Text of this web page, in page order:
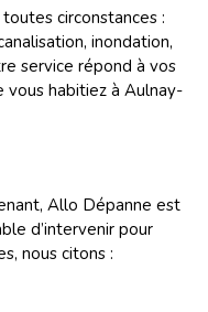
circonstances :
inondation,
service répond à vos
vous habitiez à Aulnay-
Allo Dépanne est
d’intervenir pour
nous citons :